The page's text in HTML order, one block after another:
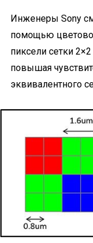
Инженеры Sony
помощью
пиксели сетки
повышая
эквивалентного